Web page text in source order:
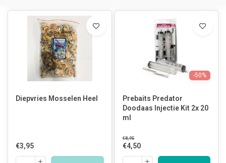
Diepvries Mosselen Heel
€3,95
-50%
Prebaits Predator
Doodaas Injectie Kit 2x 20
ml
€8,95
€4,50